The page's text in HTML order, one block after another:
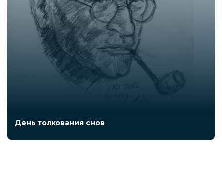
День толкования снов